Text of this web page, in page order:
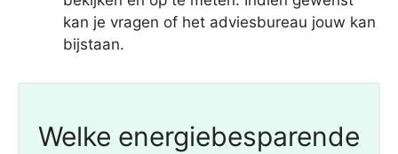
kan je vragen of het adviesbureau jouw kan
bijstaan.
Welke energiebesparende